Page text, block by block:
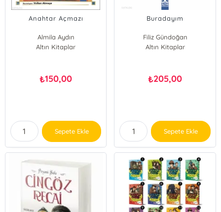
Anahtar Açmazı
Almila Aydın
Altın Kitaplar
₺150,00
Sepete Ekle
Buradayım
Filiz Gündoğan
Altın Kitaplar
₺205,00
Sepete Ekle